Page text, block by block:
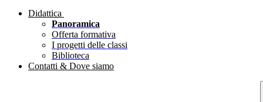
Didattica
Panoramica
Offerta formativa
I progetti delle classi
Biblioteca
Contatti & Dove siamo